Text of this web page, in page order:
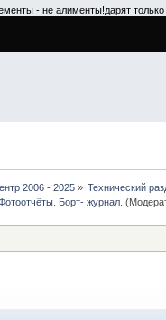
- не алименты!дарят только
2006 - 2025» Технический
Борт- журнал.